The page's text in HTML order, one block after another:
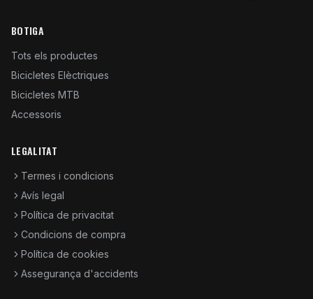
BOTIGA
Tots els productes
Bicicletes Elèctriques
Bicicletes MTB
Accessoris
LEGALITAT
Termes i condicions
Avís legal
Política de privacitat
Condicions de compra
Política de cookies
Assegurança d'accidents